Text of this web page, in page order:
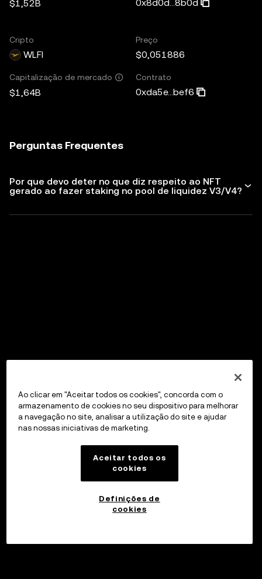
$1,52B 0x8d0d...8b0d
Cripto
WLFI
Preço
$0,051886
Capitalização de mercado
$1,64B
Contrato
0xda5e...bef6
Perguntas Frequentes
Por que devo deter no que diz respeito ao NFT
gerado ao fazer staking no pool de liquidez V3/V4?
Ao clicar em "Aceitar todos os cookies", concorda com o
armazenamento de cookies no seu dispositivo para melhorar
a navegação no site, analisar a utilização do site e ajudar
nas nossas iniciativas de marketing.
Aceitar todos os
cookies
Definições de
cookies